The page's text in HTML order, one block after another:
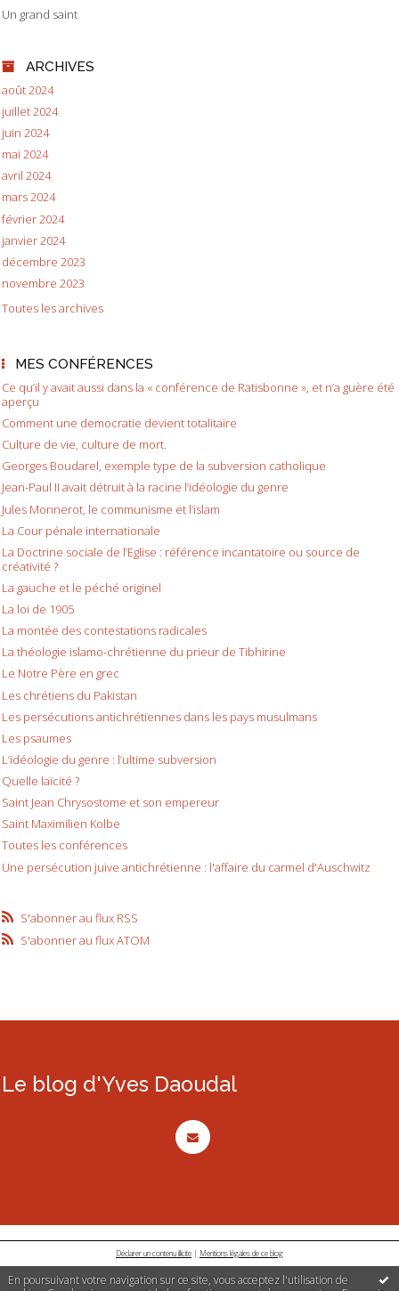
En poursuivant votre navigation sur ce site, vous acceptez l'utilisation de
Un grand saint
ARCHIVES
août 2024
juillet 2024
juin 2024
mai 2024
avril 2024
mars 2024
février 2024
janvier 2024
décembre 2023
novembre 2023
Toutes les archives
MES CONFÉRENCES
Ce qu’il y avait aussi dans la « conférence de Ratisbonne », et n’a guère été
aperçu
Comment une democratie devient totalitaire
Culture de vie, culture de mort.
Georges Boudarel, exemple type de la subversion catholique
Jean-Paul II avait détruit à la racine l’idéologie du genre
Jules Monnerot, le communisme et l’islam
La Cour pénale internationale
La Doctrine sociale de l’Eglise : référence incantatoire ou source de
créativité ?
La gauche et le péché originel
La loi de 1905
La montée des contestations radicales
La théologie islamo-chrétienne du prieur de Tibhirine
Le Notre Père en grec
Les chrétiens du Pakistan
Les persécutions antichrétiennes dans les pays musulmans
Les psaumes
L’idéologie du genre : l’ultime subversion
Quelle laïcité ?
Saint Jean Chrysostome et son empereur
Saint Maximilien Kolbe
Toutes les conférences
Une persécution juive antichrétienne : l'affaire du carmel d'Auschwitz
S'abonner au flux RSS
S'abonner au flux ATOM
Le blog d'Yves Daoudal
Déclarer un contenu illicite | Mentions légales de ce blog